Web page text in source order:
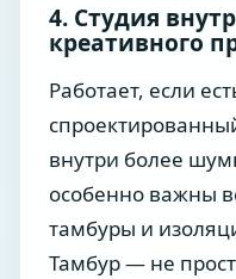
4. Студия
креативного
Работает, если
внутри более
особенно важны
тамбуры и
Тамбур — не